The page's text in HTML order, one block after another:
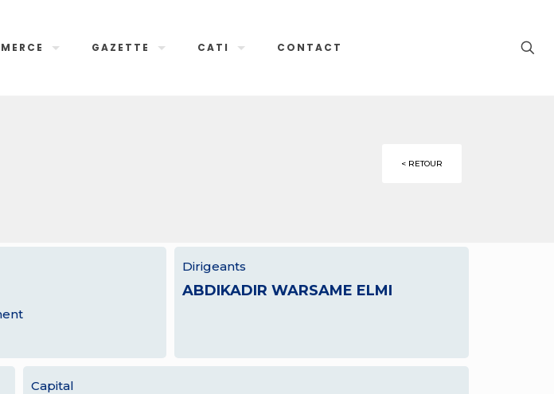
GAZETTE CATI CONTACT
< RETOUR
Dirigeants
ABDIKADIR WARSAME ELMI
Capital